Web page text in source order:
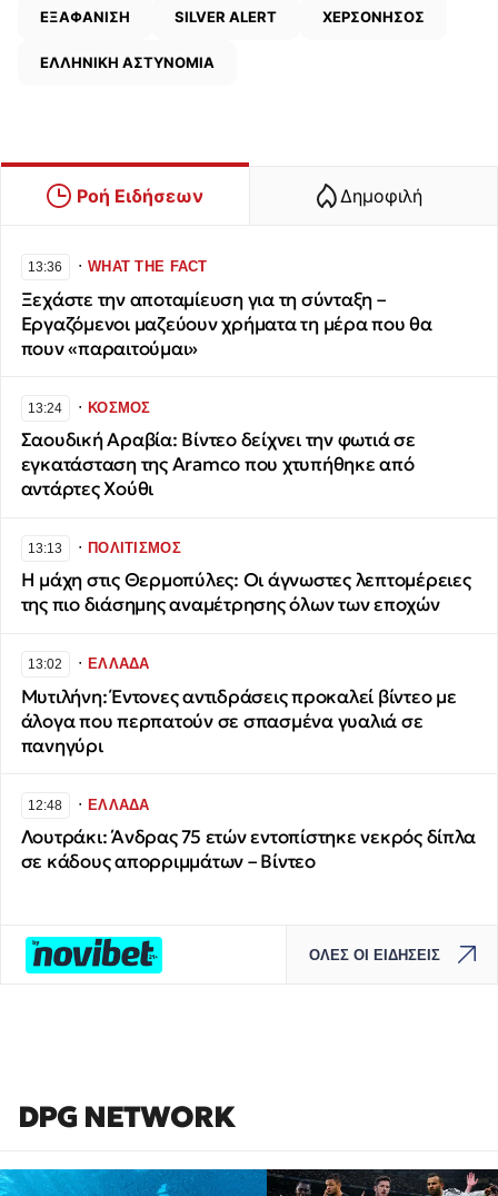
ΕΞΑΦΑΝΙΣΗ SILVER ALERT ΧΕΡΣΟΝΗΣΟΣ
ΕΛΛΗΝΙΚΗ ΑΣΤΥΝΟΜΙΑ
Ροή Ειδήσεων Δημοφιλή
13:36 ∙WHAT THE FACT
Ξεχάστε την αποταμίευση για τη σύνταξη –
Εργαζόμενοι μαζεύουν χρήματα τη μέρα που θα
πουν «παραιτούμαι»
13:24 ∙ΚΟΣΜΟΣ
Σαουδική Αραβία: Βίντεο δείχνει την φωτιά σε
εγκατάσταση της Aramco που χτυπήθηκε από
αντάρτες Χούθι
13:13 ∙ΠΟΛΙΤΙΣΜΟΣ
Η μάχη στις Θερμοπύλες: Οι άγνωστες λεπτομέρειες
της πιο διάσημης αναμέτρησης όλων των εποχών
13:02 ∙ΕΛΛΑΔΑ
Μυτιλήνη: Έντονες αντιδράσεις προκαλεί βίντεο με
άλογα που περπατούν σε σπασμένα γυαλιά σε
πανηγύρι
12:48 ∙ΕΛΛΑΔΑ
Λουτράκι: Άνδρας 75 ετών εντοπίστηκε νεκρός δίπλα
σε κάδους απορριμμάτων – Βίντεο
ΟΛΕΣ ΟΙ ΕΙΔΗΣΕΙΣ
DPG NETWORK